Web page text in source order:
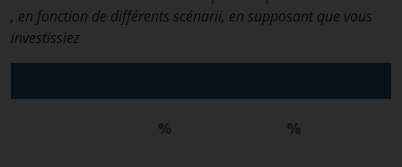
, en fonction de différents scénarii, en supposant que vous
investissiez
% %